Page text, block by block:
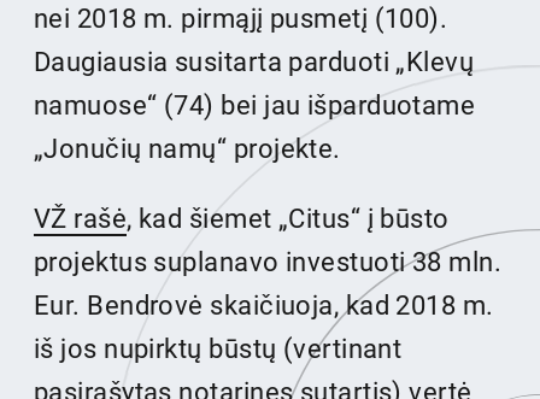
nei 2018 m. pirmąjį pusmetį (100).
Daugiausia susitarta parduoti „Klevų
namuose“ (74) bei jau išparduotame
„Jonučių namų“ projekte.
VŽ rašė, kad šiemet „Citus“ į būsto
projektus suplanavo investuoti 38 mln.
Eur. Bendrovė skaičiuoja, kad 2018 m.
iš jos nupirktų būstų (vertinant
pasirašytas notarines sutartis) vertė